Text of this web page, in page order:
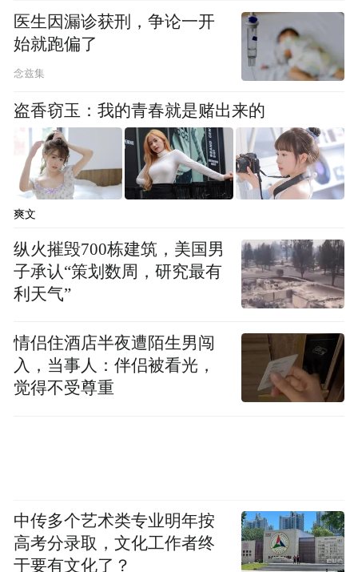
足迹已低至103.0671kg CO₂e，绿色化水平居
于行业前列。
每一次荣誉都是对初心的坚守，每一次突破
都是对未来的承诺。展望未来，慕思嘉兴基
地将继续以集团战略为引领，以“双碳”目标
为方向，持续深化绿色低碳工厂建设，致力
于构建覆盖产品全生命周期的碳排放智慧管
理体系，携手合作伙伴共筑行业绿色供应链
频)为凤凰网旗下自媒体平台“大风号”用户上传并发
布，本平台仅提供信息存储空间服务。
Notice: The content above (including the videos,
pictures and audios if any) is uploaded and posted
医生因漏诊获刑，争论一开
始就跑偏了
念兹集
盗香窃玉：我的青春就是赌出来的
爽文
纵火摧毁700栋建筑，美国男
子承认“策划数周，研究最有
利天气”
情侣住酒店半夜遭陌生男闯
入，当事人：伴侣被看光，
觉得不受尊重
中传多个艺术类专业明年按
高考分录取，文化工作者终
于要有文化了？